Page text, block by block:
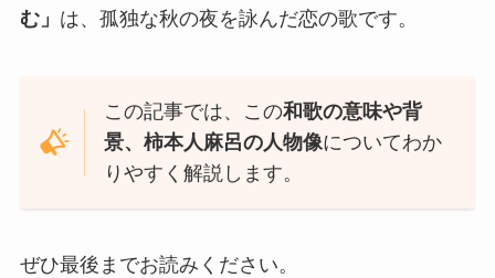
む」 は、孤独な秋の夜を詠んだ恋の歌です。
この記事では、この和歌の意味や背
景、柿本人麻呂の人物像についてわか
りやすく解説します。
ぜひ最後までお読みください。